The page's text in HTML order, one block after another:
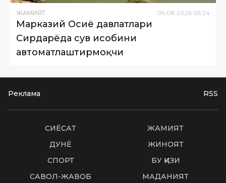
ЖАМИЯТ 09 08 2026 05:24
Марказий Осиё давлатлари
Сирдарёда сув ҳисобини
автоматлаштирмоқчи
Реклама RSS
СИËСАТ
ЖАМИЯТ
ДУНË
ЖИНОЯТ
СПОРТ
БУ ҚИЗИҚ
САВОЛ-ЖАВОБ
МАДАНИЯТ